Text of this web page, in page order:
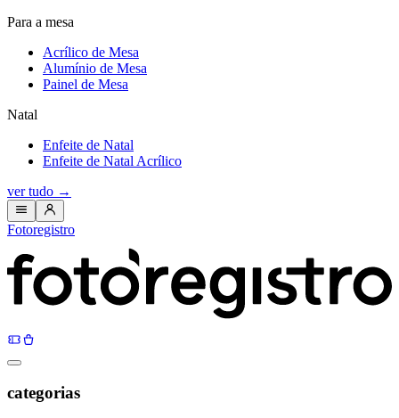
Para a mesa
Acrílico de Mesa
Alumínio de Mesa
Painel de Mesa
Natal
Enfeite de Natal
Enfeite de Natal Acrílico
ver tudo →
Fotoregistro
categorias